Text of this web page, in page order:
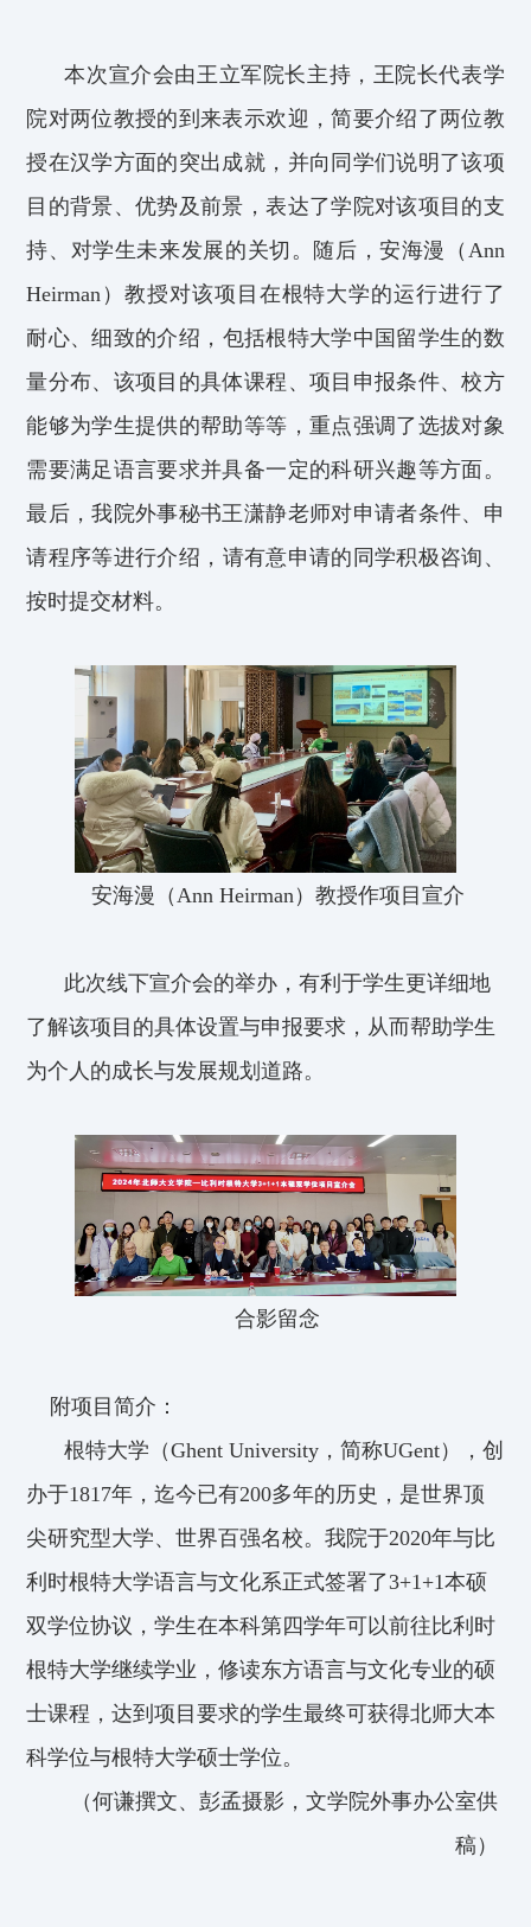
本次宣介会由王立军院长主持 ， 王院长代表学
院对两位教授的到来表示欢迎，简要介绍了两位教
授在汉学方面的突出成就，并向同学们说明了该项
目的背景、优势及前景，表达了学院对该项目的支
持、对学生未来发展的关切 。 随后，安海漫（Ann
Heirman ）教授对该项目在根特大学的运行进行了
耐心、细致的介绍 ， 包括根特大学中国留学生的数
量分布、该项目的具体课程、 项目 申报条件、校方
能够为学生提供的帮助等等 ， 重点强调了选拔对象
需要满足语言要求并具备一定的科研兴趣等方面。
最后，我院外事秘书王潇静老师对申请者条件、申
请程序等进行介绍 ， 请有意申请的同学积极咨询、
按时提交材料。
安海漫（Ann Heirman）教授作项目宣介
此次线下宣介会的举办，有利于学生更详细地
了解该项目的具体设置与申报要求，从而帮助学生
为个人的成长与发展规划道路。
合影留念
附项目简介：
根特大学（GhentUniversity ，简称UGent）
，创
办于1817年，迄今已有200多年的历史，是世界顶
尖研究型大学、世界百强名校。我院于2020年与比
利时根特大学语言与文化系正式签署了3+1+1本硕
双学位协议 ，学生在本科第四学年可以前往比利时
根特大学继续学业，修读东方语言与文化专业的硕
士课程 ，达到项目要求的学生最终可获得北师大本
科学位与根特大学硕士学位。
（何谦撰文、彭孟摄影，文学院外事办公室供
稿）